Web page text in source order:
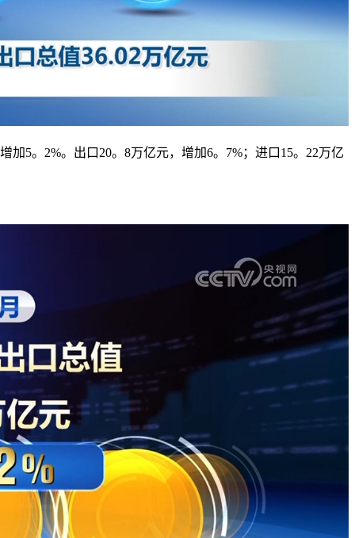
5。2%。出口20。8万亿元，增加6。7%；进口15。22万亿